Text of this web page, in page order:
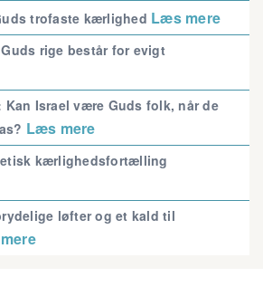
trofaste kærlighed Læs mere
rige består for evigt
Kan Israel være Guds folk, når de
Læs mere
kærlighedsfortælling
løfter og et kald til